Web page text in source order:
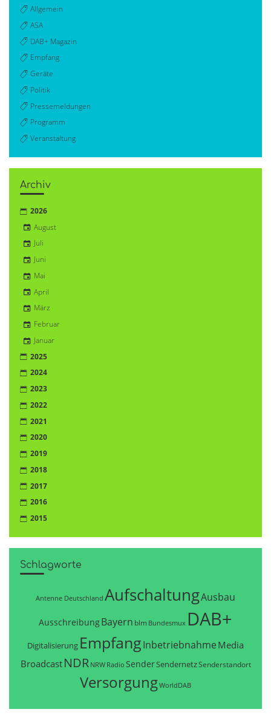
Allgemein
ASA
DAB+ Magazin
Empfang
Geräte
Politik
Pressemeldungen
Programm
Veranstaltung
Archiv
2026
August
Juli
Juni
Mai
April
März
Februar
Januar
2025
2024
2023
2022
2021
2020
2019
2018
2017
2016
2015
Schlagworte
Antenne Deutschland AufschaltungAusbau
AusschreibungBayern blm Bundesmux DAB+
Digitalisierung EmpfangInbetriebnahme Media
Broadcast NDR NRW Radio SenderSendernetzSenderstandort
VersorgungWorldDAB